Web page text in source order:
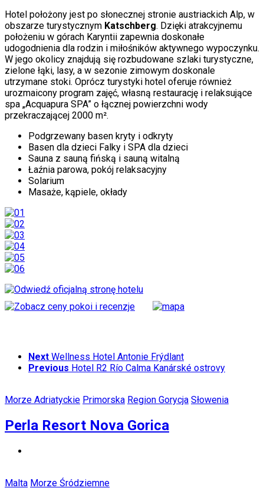
Hotel położony jest po słonecznej stronie austriackich Alp, w
obszarze turystycznym Katschberg. Dzięki atrakcyjnemu
położeniu w górach Karyntii zapewnia doskonałe
udogodnienia dla rodzin i miłośników aktywnego wypoczynku.
W jego okolicy znajdują się rozbudowane szlaki turystyczne,
zielone łąki, lasy, a w sezonie zimowym doskonale
utrzymane stoki. Oprócz turystyki hotel oferuje również
urozmaicony program zajęć, własną restaurację i relaksujące
spa „Acquapura SPA” o łącznej powierzchni wody
przekraczającej 2000 m².
Podgrzewany basen kryty i odkryty
Basen dla dzieci Falky i SPA dla dzieci
Sauna z sauną fińską i sauną witalną
Łaźnia parowa, pokój relaksacyjny
Solarium
Masaże, kąpiele, okłady
Next Wellness Hotel Antonie Frýdlant
Previous Hotel R2 Río Calma Kanárské ostrovy
Morze Adriatyckie Primorska Region Gorycja Słowenia
Perla Resort Nova Gorica
Malta Morze Śródziemne